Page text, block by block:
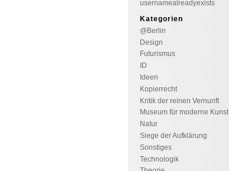
usernamealreadyexists
Kategorien
@Berlin
Design
Futurismus
ID
Ideen
Kopierrecht
Kritik der reinen Vernunft
Museum für moderne Kunst
Natur
Siege der Aufklärung
Sonstiges
Technologik